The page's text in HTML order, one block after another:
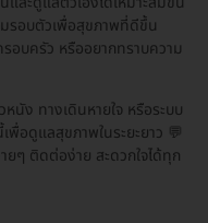
รอบตัวเพื่อสุขภาพที่ดีขึ้น
อบครัว หรืออยากทราบความ
ง ทางเดินหายใจ หรือระบบ
อดูแลสุขภาพในระยะยาว 💬
ๆ ติดต่อง่าย สะดวกใจได้ทุก